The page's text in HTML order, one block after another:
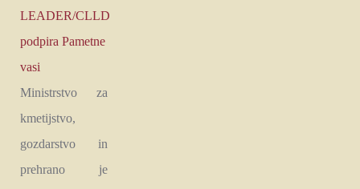
LEADER/CLLD
podpira Pametne
vasi
Ministrstvo za
kmetijstvo,
gozdarstvo in
prehrano je